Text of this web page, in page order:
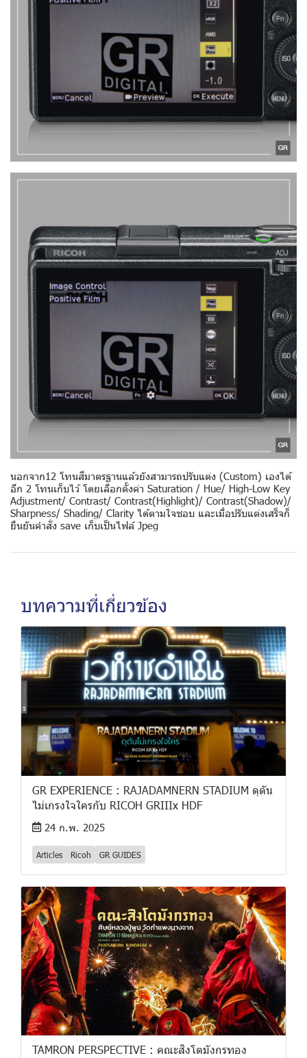
นอกจาก12 โทนสีมาตรฐานแล้วยังสามารถปรับแต่ง (Custom) เองได้
อีก 2 โทนเก็บไว้ โดยเลือกตั้งค่า Saturation / Hue/ High-Low Key
Adjustment/ Contrast/ Contrast(Highlight)/ Contrast(Shadow)/
Sharpness/ Shading/ Clarity ได้ตามใจชอบ และเมื่อปรับแต่งเสร็จก็
ยืนยันคำสั่ง save เก็บเป็นไฟล์ Jpeg
บทความที่เกี่ยวข้อง
GR EXPERIENCE : RAJADAMNERN STADIUM ดุดัน
ไม่เกรงใจใครกับ RICOH GRIIIx HDF
24 ก.พ. 2025
Articles Ricoh GR GUIDES
TAMRON PERSPECTIVE : คณะสิงโตมังกรทอง